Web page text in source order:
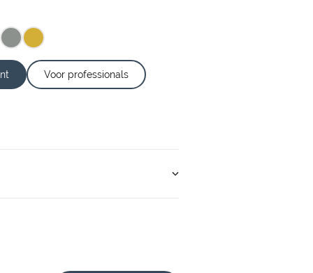
Voor professionals